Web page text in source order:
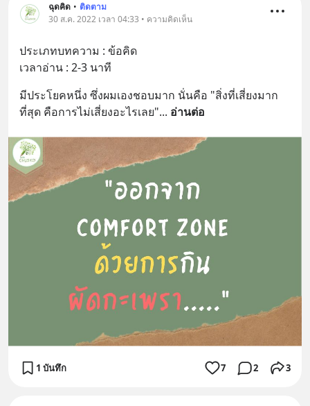
ฉุดคิด • ติดตาม
30 ส.ค. 2022 เวลา 04:33 • ความคิดเห็น
ประเภทบทความ : ข้อคิด
เวลาอ่าน : 2-3 นาที
มีประโยคหนึ่ง ซึ่งผมเองชอบมาก นั่นคือ "สิ่งที่เสี่ยงมาก
ที่สุด คือการไม่เสี่ยงอะไรเลย"... อ่านต่อ
1 บันทึก 7 2 3